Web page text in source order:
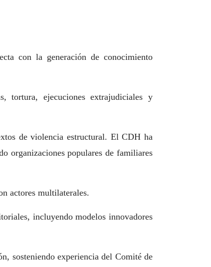
con la generación de conocimiento
tortura, ejecuciones extrajudiciales y
de violencia estructural. El CDH ha
organizaciones populares de familiares
actores multilaterales.
incluyendo modelos innovadores
sosteniendo experiencia del Comité de